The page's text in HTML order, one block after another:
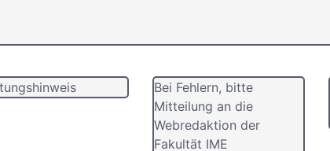
Bei Fehlern, bitte
Mitteilung an die
Webredaktion der
Fakultät IME